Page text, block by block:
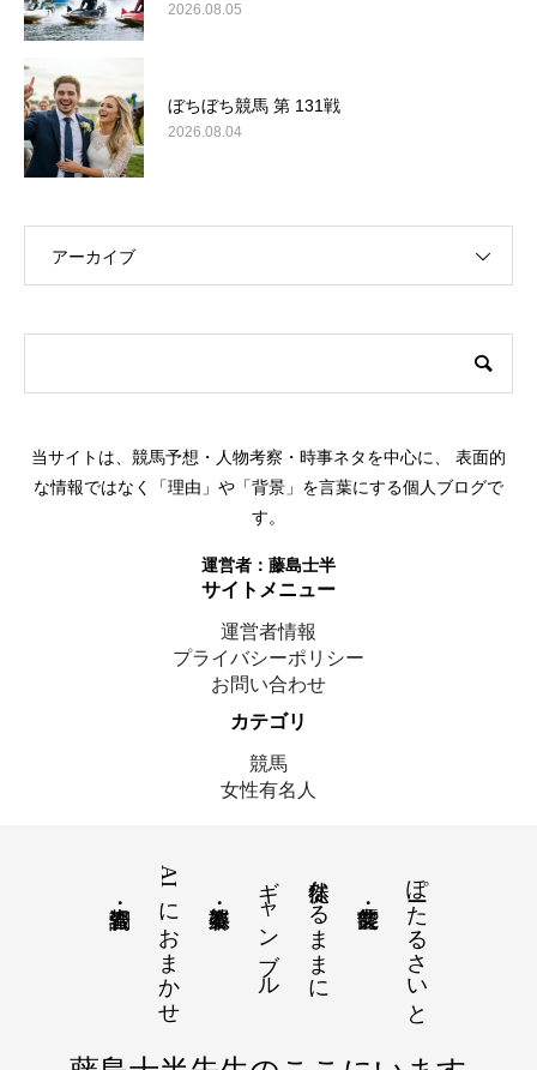
2026.08.05
ぼちぼち競馬 第 131戦
2026.08.04
アーカイブ
当サイトは、競馬予想・人物考察・時事ネタを中心に、 表面的
な情報ではなく「理由」や「背景」を言葉にする個人ブログで
す。
運営者： 藤島士半
サイトメニュー
運営者情報
プライバシーポリシー
お問い合わせ
カテゴリ
競馬
女性有名人
© 2025 藤島士半｜ここにいます ぽーたるさいと
徒然なるままに
ギャンブル
AIにおまかせ